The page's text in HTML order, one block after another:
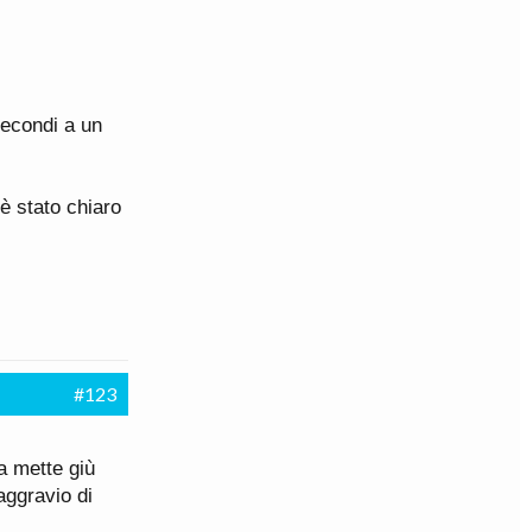
a un
stato chiaro
#123
mette giù
di